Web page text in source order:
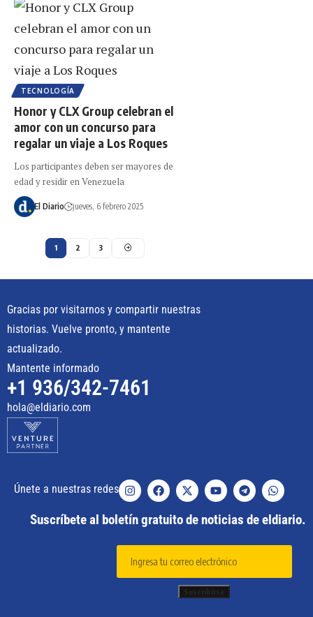
TECNOLOGÍA
Honor y CLX Group celebran el
amor con un concurso para
regalar un viaje a Los Roques
Los participantes deben ser mayores de
edad y residir en Venezuela
El Diario jueves, 6 febrero 2025
1 2 3
Gracias por visitarnos y compartir nuestras
historias. Vuelve pronto, y mantente
actualizado.
Mantente informado
+1 936/342-7461
hola@eldiario.com
Únete a nuestras redes
Suscríbete al boletín gratuito de noticias de eldiario.